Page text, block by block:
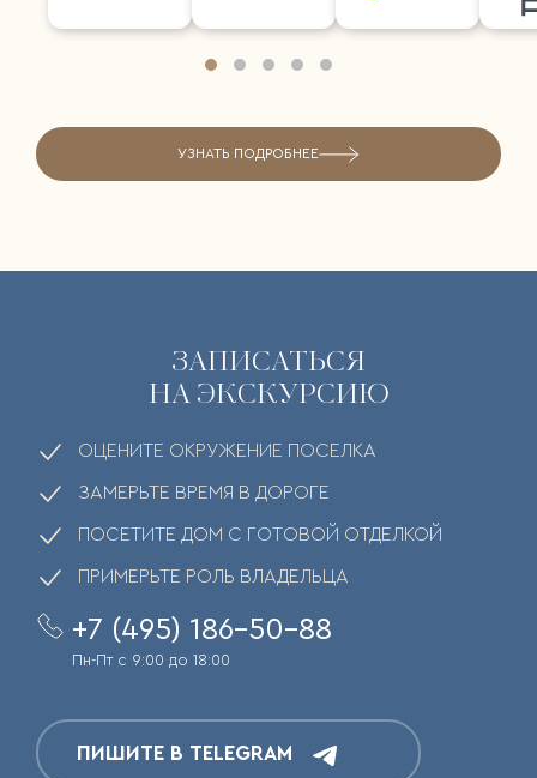
УЗНАТЬ ПОДРОБНЕЕ
ЗАПИСАТЬСЯ
НА ЭКСКУРСИЮ
ОЦЕНИТЕ ОКРУЖЕНИЕ ПОСЕЛКА
ЗАМЕРЬТЕ ВРЕМЯ В ДОРОГЕ
ПОСЕТИТЕ ДОМ С ГОТОВОЙ ОТДЕЛКОЙ
ПРИМЕРЬТЕ РОЛЬ ВЛАДЕЛЬЦА
+7 (495) 186-50-88
Пн-Пт с 9:00 до 18:00
ПИШИТЕ В TELEGRAM